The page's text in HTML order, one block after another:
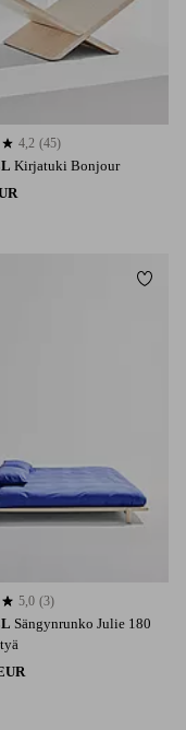
Kirjatuki Bonjour
45 arvosanaan
4,2 (45)
Sängynrunko Julie 180
3 arvosanaan
5,0 (3)
Lisää